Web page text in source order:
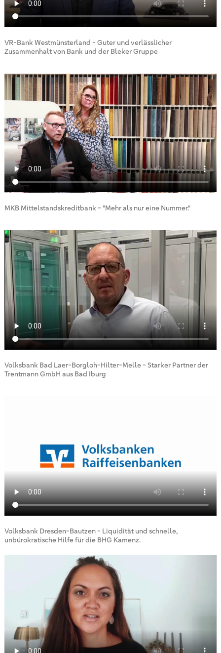
VR-Bank Westmünsterland - Guter und verlässlicher
Zusammenhalt von Bank und der Bleker Gruppe
MKB Mittelstandskreditbank - "Mehr als nur eine Nummer."
Volksbank Bad Laer-Borgloh-Hilter-Melle - Starker Partner der
Trentmann GmbH aus Bad Iburg
Volksbank Dresden-Bautzen - Liquidität und schnelle,
unbürokratische Hilfe für die BHG Kamenz.